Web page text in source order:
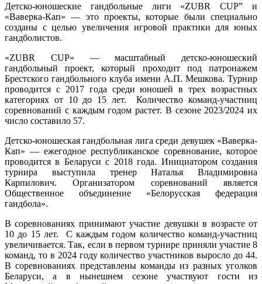
Детско-юношеские гандбольные лиги «ZUBR CUP” и
«Ваверка-Кап» — это проекты, которые были специально
созданы с целью увеличения игровой практики для юных
гандболистов.
«ZUBR CUP» — масштабный детско-юношеский
гандбольный проект, который проходит под патронажем
Брестского гандбольного клуба имени А.П. Мешкова. Турнир
проводится с 2017 года среди юношей в трех возрастных
категориях от 10 до 15 лет. Количество команд-участниц
соревнований с каждым годом растет. В сезоне 2023/2024 их
число составило 57.
Детско-юношеская гандбольная лига среди девушек «Ваверка-
Кап» — ежегодное республиканское соревнование, которое
проводится в Беларуси с 2018 года. Инициатором создания
турнира выступила тренер Наталья Владимировна
Карпилович. Организатором соревнований является
Общественное объединение «Белорусская федерация
гандбола».
В соревнованиях принимают участие девушки в возрасте от
10 до 15 лет. С каждым годом количество команд-участниц
увеличивается. Так, если в первом турнире приняли участие 8
команд, то в 2024 году количество участников выросло до 44.
В соревнованиях представлены команды из разных уголков
Беларуси, а в нынешнем сезоне участвуют гости из